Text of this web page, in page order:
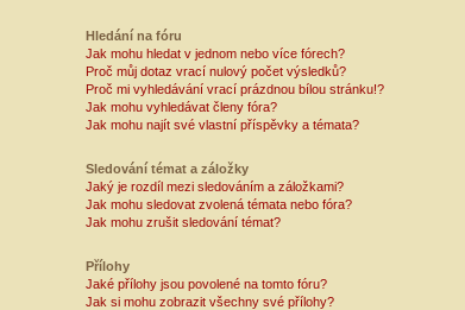
Hledání na fóru
Jak mohu hledat v jednom nebo více fórech?
Proč můj dotaz vrací nulový počet výsledků?
Proč mi vyhledávání vrací prázdnou bílou stránku!?
Jak mohu vyhledávat členy fóra?
Jak mohu najít své vlastní příspěvky a témata?
Sledování témat a záložky
Jaký je rozdíl mezi sledováním a záložkami?
Jak mohu sledovat zvolená témata nebo fóra?
Jak mohu zrušit sledování témat?
Přílohy
Jaké přílohy jsou povolené na tomto fóru?
Jak si mohu zobrazit všechny své přílohy?